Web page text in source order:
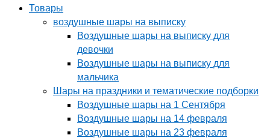
Товары
воздушные шары на выписку
Воздушные шары на выписку для
девочки
Воздушные шары на выписку для
мальчика
Шары на праздники и тематические подборки
Воздушные шары на 1 Сентября
Воздушные шары на 14 февраля
Воздушные шары на 23 февраля